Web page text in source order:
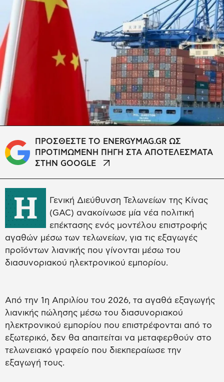
ΠΡΟΣΘΕΣΤΕ ΤΟ ENERGYMAG.GR ΩΣ
ΠΡΟΤΙΜΩΜΕΝΗ ΠΗΓΗ ΣΤΑ ΑΠΟΤΕΛΕΣΜΑΤΑ
ΣΤΗΝ GOOGLE
Η
Γενική Διεύθυνση Τελωνείων της Κίνας
(GAC) ανακοίνωσε μία νέα πολιτική
επέκτασης ενός μοντέλου επιστροφής
αγαθών μέσω των τελωνείων, για τις εξαγωγές
προϊόντων λιανικής που γίνονται μέσω του
διασυνοριακού ηλεκτρονικού εμπορίου.
Από την 1η Απριλίου του 2026, τα αγαθά εξαγωγής
λιανικής πώλησης μέσω του διασυνοριακού
ηλεκτρονικού εμπορίου που επιστρέφονται από το
εξωτερικό, δεν θα απαιτείται να μεταφερθούν στο
τελωνειακό γραφείο που διεκπεραίωσε την
εξαγωγή τους.